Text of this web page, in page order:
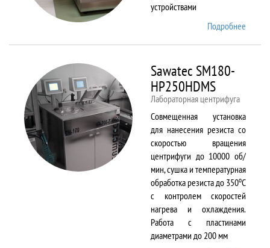
устройствами
Подробнее
Sawatec SM180-
HP250HDMS
Лабораторная центрифуга
Совмещенная установка
для нанесения резиста со
скоростью вращения
центрифуги до 10000 об/
мин, сушка и температурная
обработка резиста до 350оС
с контролем скоростей
нагрева и охлаждения.
Работа с пластинами
диаметрами до 200 мм